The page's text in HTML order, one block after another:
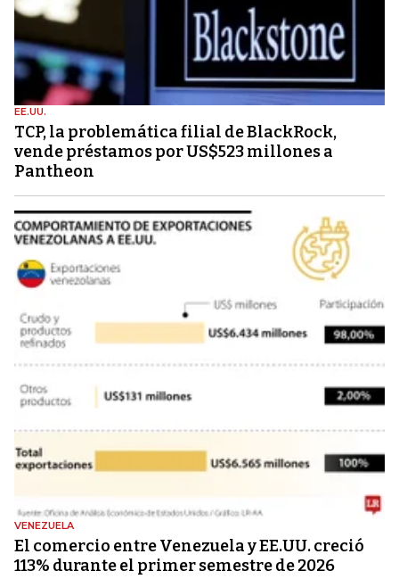
EE.UU.
TCP, la problemática filial de BlackRock,
vende préstamos por US$523 millones a
Pantheon
VENEZUELA
El comercio entre Venezuela y EE.UU. creció
113% durante el primer semestre de 2026